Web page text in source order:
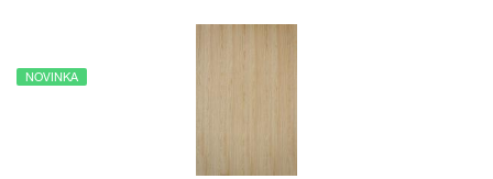
NOVINKA